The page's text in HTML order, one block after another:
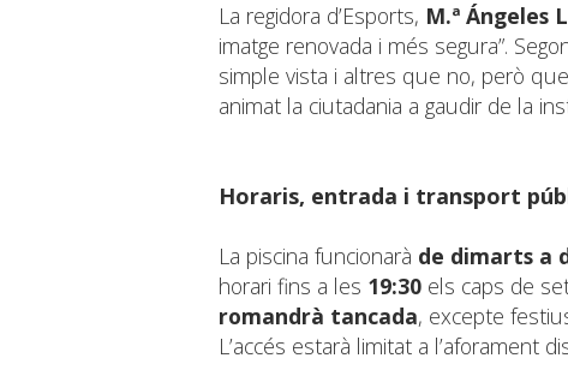
La regidora d’Esports, M.ª Ángeles
imatge renovada i més segura”.
simple vista i altres que no, però
animat la ciutadania a gaudir de la
Horaris, entrada i transport
La piscina funcionarà de dimarts a
horari fins a les 19:30 els caps de
romandrà tancada, excepte
L’accés estarà limitat a l’aforament